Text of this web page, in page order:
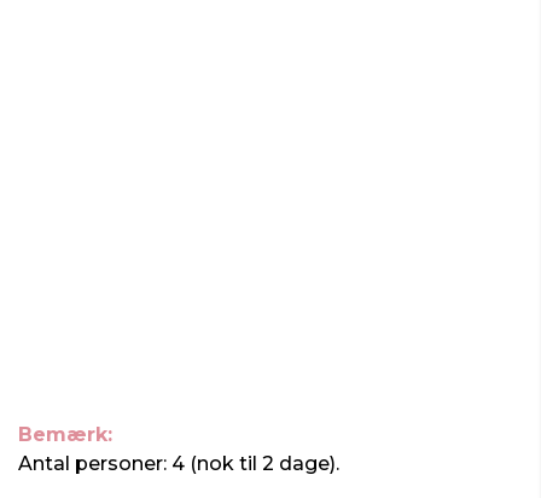
Bemærk:
Antal personer: 4 (nok til 2 dage).